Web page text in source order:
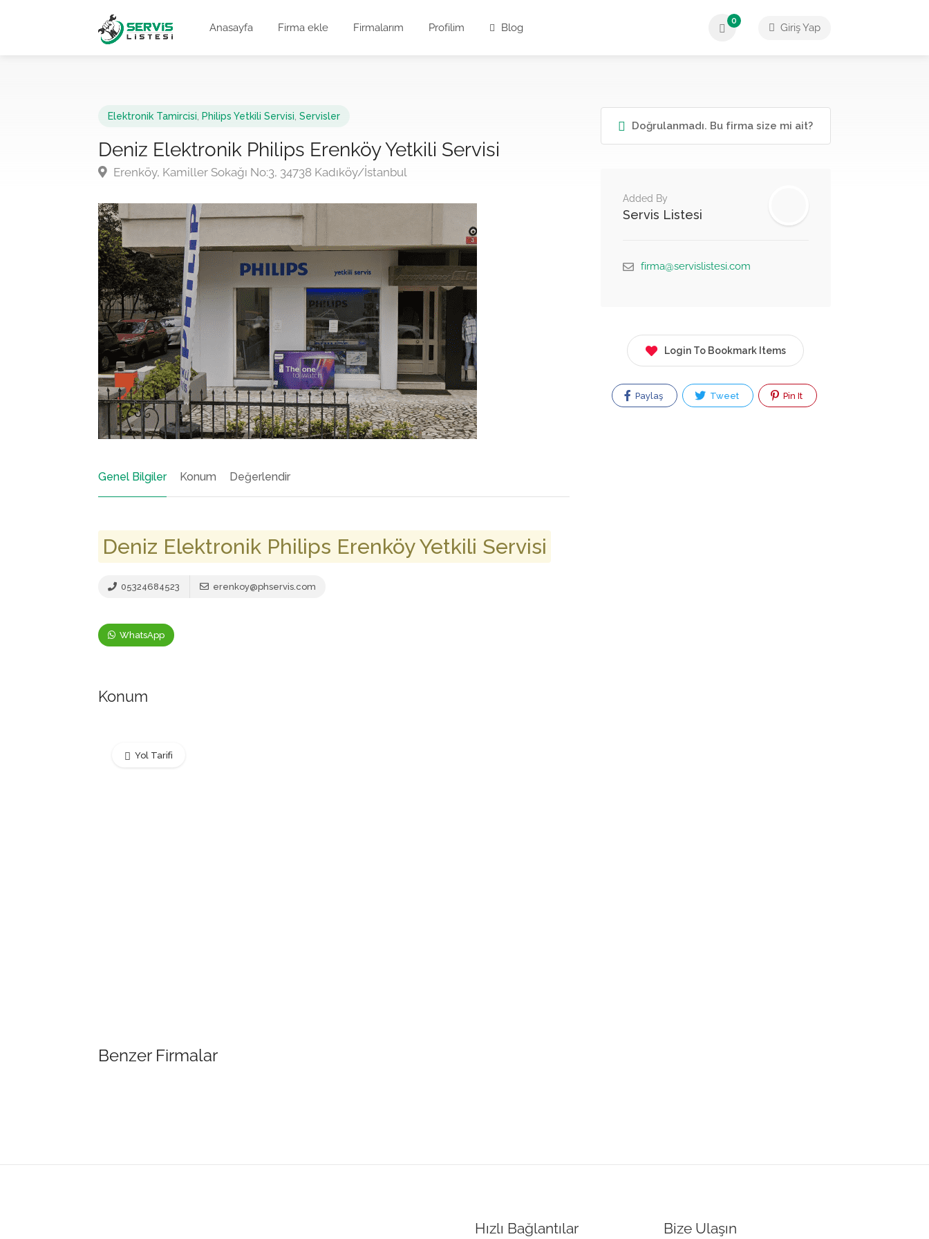
Anasayfa Firma ekle Firmalarım Profilim Blog
0
Giriş Yap
Elektronik Tamircisi Philips Yetkili Servisi Servisler
Deniz Elektronik Philips Erenköy Yetkili Servisi
Erenköy, Kamiller Sokağı No:3, 34738 Kadıköy/İstanbul
Genel Bilgiler Konum Değerlendir
Deniz Elektronik Philips Erenköy Yetkili Servisi
05324684523 erenkoy@phservis.com
WhatsApp
Konum
Yol Tarifi
Benzer Firmalar
Doğrulanmadı. Bu firma size mi ait?
Added By
Servis Listesi
firma@servislistesi.com
Login To Bookmark Items
Paylaş Tweet Pin It
Hızlı Bağlantılar Bize Ulaşın